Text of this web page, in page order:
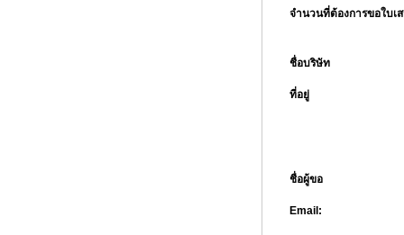
จำนวนที่ต้องการขอใบเ
ชื่อบริษัท
ที่อยู่
ชื่อผู้ขอ
Email: